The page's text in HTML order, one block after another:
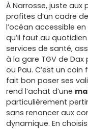
À Narrosse, juste aux
profites d’un cadre
l’océan accessible
qu’il faut au
services de santé,
à la gare TGV de Dax
ou Pau. C’est un
fait bon poser ses
rend l’achat d’une
particulièrement
sans renoncer aux
dynamique. En